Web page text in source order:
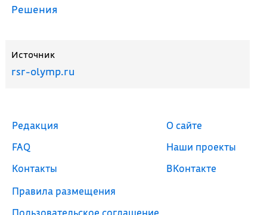
Решения
Источник
rsr-olymp.ru
Редакция
FAQ
Контакты
Правила размещения
Пользовательское соглашение
О сайте
Наши проекты
ВКонтакте